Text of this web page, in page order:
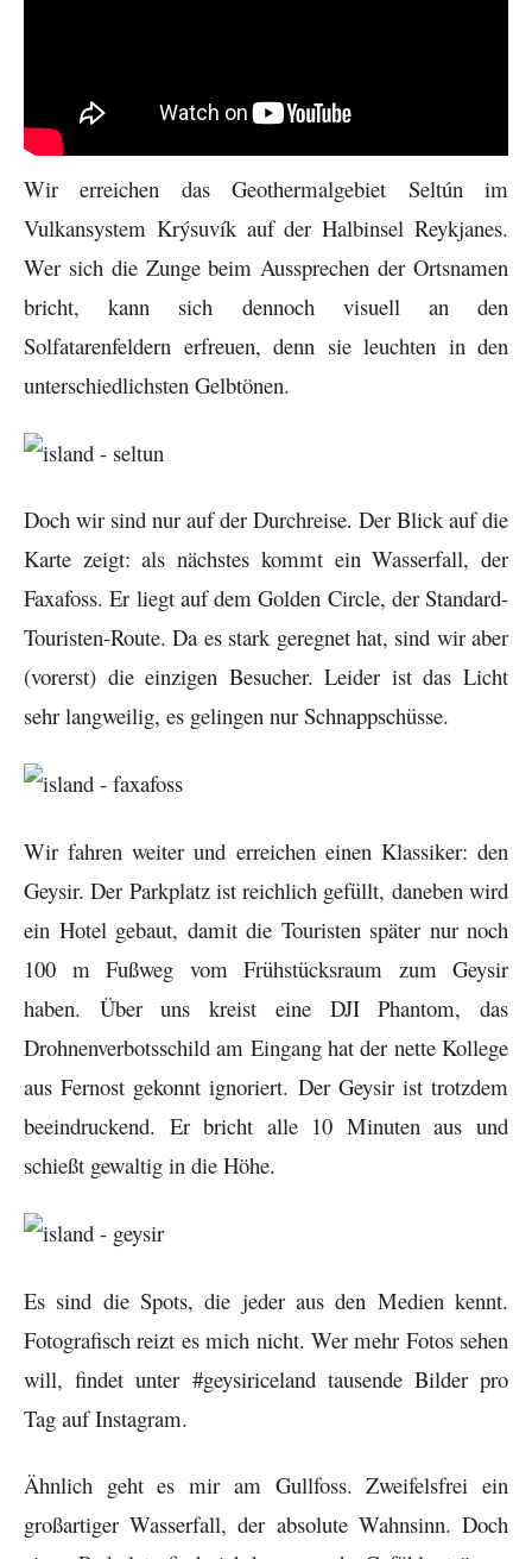
Wir erreichen das Geothermalgebiet Seltún im
Vulkansystem Krýsuvík auf der Halbinsel Reykjanes.
Wer sich die Zunge beim Aussprechen der Ortsnamen
bricht, kann sich dennoch visuell an den
Solfatarenfeldern erfreuen, denn sie leuchten in den
unterschiedlichsten Gelbtönen.
Doch wir sind nur auf der Durchreise. Der Blick auf die
Karte zeigt: als nächstes kommt ein Wasserfall, der
Faxafoss. Er liegt auf dem Golden Circle, der Standard-
Touristen-Route. Da es stark geregnet hat, sind wir aber
(vorerst) die einzigen Besucher. Leider ist das Licht
sehr langweilig, es gelingen nur Schnappschüsse.
Wir fahren weiter und erreichen einen Klassiker: den
Geysir. Der Parkplatz ist reichlich gefüllt, daneben wird
ein Hotel gebaut, damit die Touristen später nur noch
100 m Fußweg vom Frühstücksraum zum Geysir
haben. Über uns kreist eine DJI Phantom, das
Drohnenverbotsschild am Eingang hat der nette Kollege
aus Fernost gekonnt ignoriert. Der Geysir ist trotzdem
beeindruckend. Er bricht alle 10 Minuten aus und
schießt gewaltig in die Höhe.
Es sind die Spots, die jeder aus den Medien kennt.
Fotografisch reizt es mich nicht. Wer mehr Fotos sehen
will, findet unter #geysiriceland tausende Bilder pro
Tag auf Instagram.
Ähnlich geht es mir am Gullfoss. Zweifelsfrei ein
großartiger Wasserfall, der absolute Wahnsinn. Doch